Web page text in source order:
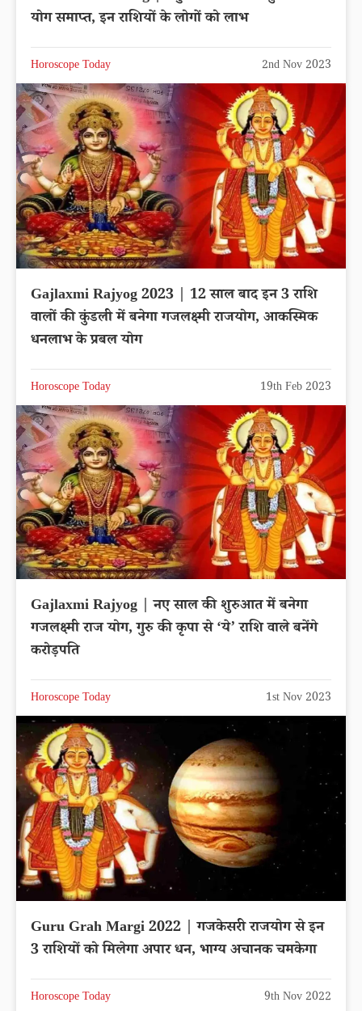
योग समाप्त, इन राशियों के लोगों को लाभ
Horoscope Today 2nd Nov 2023
Gajlaxmi Rajyog 2023 | 12 साल बाद इन 3 राशि
वालों की कुंडली में बनेगा गजलक्ष्मी राजयोग, आकस्मिक
धनलाभ के प्रबल योग
Horoscope Today 19th Feb 2023
Gajlaxmi Rajyog | नए साल की शुरुआत में बनेगा
गजलक्ष्मी राज योग, गुरु की कृपा से ‘ये’ राशि वाले बनेंगे
करोड़पति
Horoscope Today 1st Nov 2023
Guru Grah Margi 2022 | गजकेसरी राजयोग से इन
3 राशियों को मिलेगा अपार धन, भाग्य अचानक चमकेगा
Horoscope Today 9th Nov 2022